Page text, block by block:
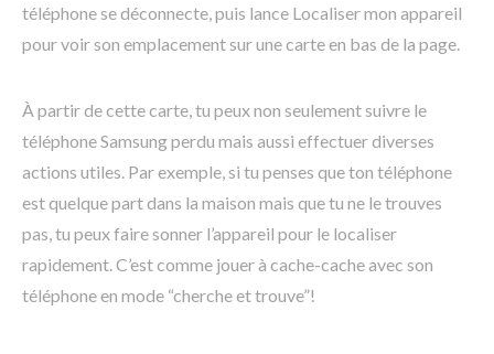
téléphone se déconnecte, puis lance Localiser mon appareil
pour voir son emplacement sur une carte en bas de la page.
À partir de cette carte, tu peux non seulement suivre le
téléphone Samsung perdu mais aussi effectuer diverses
actions utiles. Par exemple, si tu penses que ton téléphone
est quelque part dans la maison mais que tu ne le trouves
pas, tu peux faire sonner l’appareil pour le localiser
rapidement. C’est comme jouer à cache-cache avec son
téléphone en mode “cherche et trouve”!